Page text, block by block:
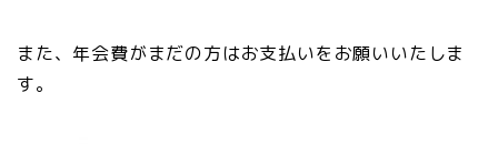
また、年会費がまだの方はお支払いをお願いいたしま
す。